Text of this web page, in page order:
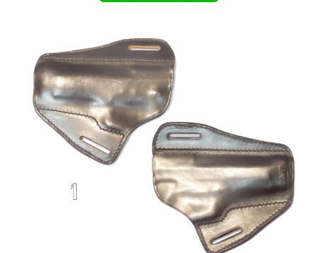
Holster GAUCHER Beretta 92F-FS-S-SB Taurus PT99